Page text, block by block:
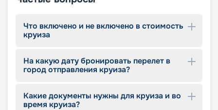
Что включено и не включено в стоимость
круиза
На какую дату бронировать перелет в
город отправления круиза?
Какие документы нужны для круиза и во
время круиза?